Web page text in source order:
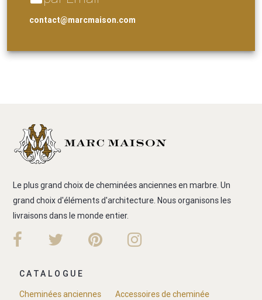
contact@marcmaison.com
Le plus grand choix de cheminées anciennes en marbre. Un
grand choix d'éléments d'architecture. Nous organisons les
livraisons dans le monde entier.
CATALOGUE
Cheminées anciennes
Accessoires de cheminée